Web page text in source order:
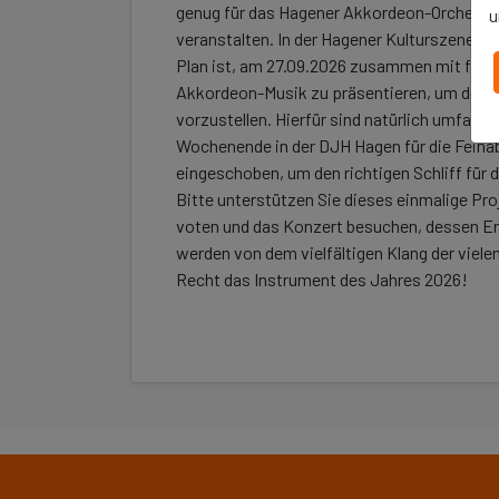
genug für das Hagener Akkordeon-
veranstalten. In der Hagener Kulturszene
Plan ist, am 27.09.2026 zusammen mit
Akkordeon-Musik zu präsentieren, um
vorzustellen. Hierfür sind natürlich
Wochenende in der DJH Hagen für die
eingeschoben, um den richtigen Schliff für
Bitte unterstützen Sie dieses einmalige
voten und das Konzert besuchen, dessen
werden von dem vielfältigen Klang der
Recht das Instrument des Jahres 2026!